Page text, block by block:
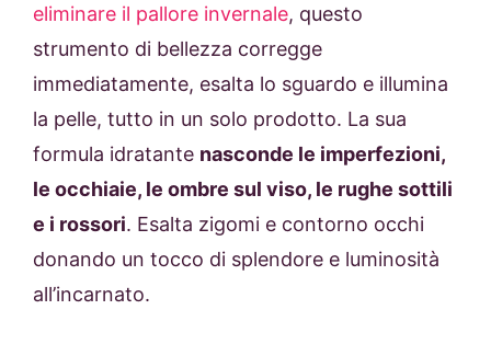
eliminare il pallore invernale, questo
strumento di bellezza corregge
immediatamente, esalta lo sguardo e illumina
la pelle, tutto in un solo prodotto. La sua
formula idratante nasconde le imperfezioni,
le occhiaie, le ombre sul viso, le rughe sottili
e i rossori. Esalta zigomi e contorno occhi
donando un tocco di splendore e luminosità
all’incarnato.